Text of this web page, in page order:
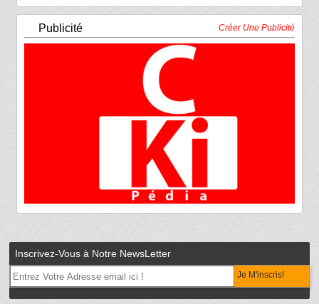
Publicité Créer Une Publicité
Inscrivez-Vous à Notre NewsLetter
Je M'inscris!